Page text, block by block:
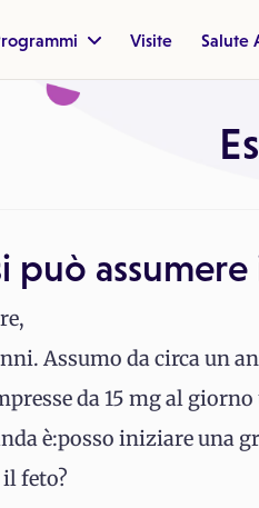
Visite Salute
può assumere
Assumo da circa un
da 15 mg al
è:posso iniziare una
feto?